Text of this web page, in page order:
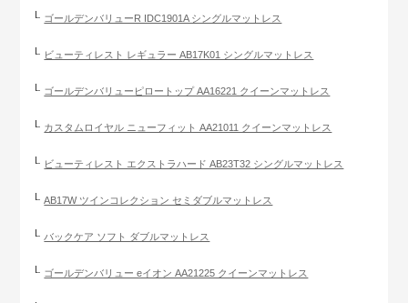
ゴールデンバリューR IDC1901A シングルマットレス
ビューティレスト レギュラー AB17K01 シングルマットレス
ゴールデンバリューピロートップ AA16221 クイーンマットレス
カスタムロイヤル ニューフィット AA21011 クイーンマットレス
ビューティレスト エクストラハード AB23T32 シングルマットレス
AB17W ツインコレクション セミダブルマットレス
バックケア ソフト ダブルマットレス
ゴールデンバリュー eイオン AA21225 クイーンマットレス